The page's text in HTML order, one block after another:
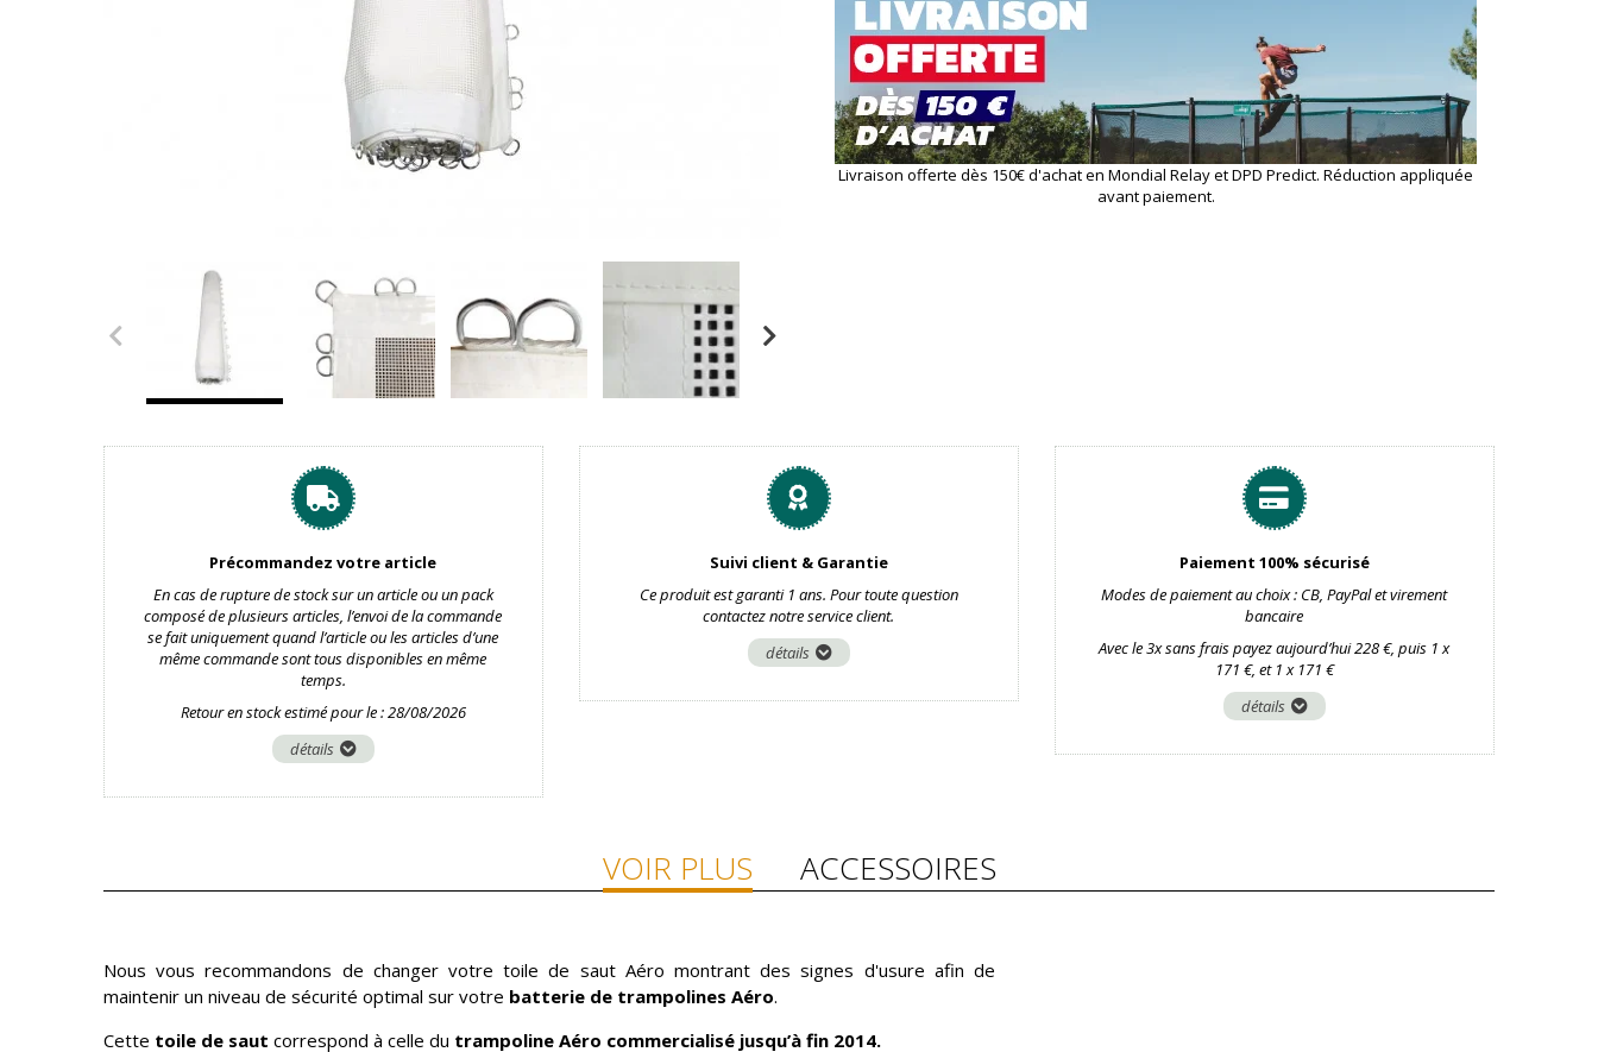
Livraison offerte dès 150€ d'achat en Mondial Relay et DPD Predict. Réduction appliquée
avant paiement.
Précommandez votre article
En cas de rupture de stock sur un article ou un pack
composé de plusieurs articles, l’envoi de la commande
se fait uniquement quand l’article ou les articles d’une
même commande sont tous disponibles en même
temps.
Retour en stock estimé pour le : 28/08/2026
détails
Suivi client & Garantie
Ce produit est garanti 1 ans. Pour toute question
contactez notre service client.
détails
Paiement 100% sécurisé
Modes de paiement au choix : CB, PayPal et virement
bancaire
Avec le 3x sans frais payez aujourd’hui 228 €, puis 1 x
171 €, et 1 x 171 €
détails
VOIR PLUS ACCESSOIRES
Nous vous recommandons de changer votre toile de saut Aéro montrant des signes d'usure afin de
maintenir un niveau de sécurité optimal sur votre batterie de trampolines Aéro.
Cette toile de saut correspond à celle du trampoline Aéro commercialisé jusqu’à fin 2014.